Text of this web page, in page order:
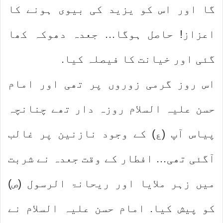
گا اور اس کو یزید کی بیوی ہونے کا
اعزاز! حاصل ہوگا… جعدہ دھوکہ کھا
گئی اور خیانت کا فیصلہ کیا.
اس روز گرمی زوروں پر تھی اور امام
حسن علیہ السلام روزہ دار تھے چنانچہ
پیاس آپ (ع) کے وجود نازنین پر غالب
آگئی تھی… افطار کے وقت جعدہ نے شربت
میں زہر ملایا اور ریحانۃ الرسول (ص)
کو پیش کیا. امام حسن علیہ السلام نے